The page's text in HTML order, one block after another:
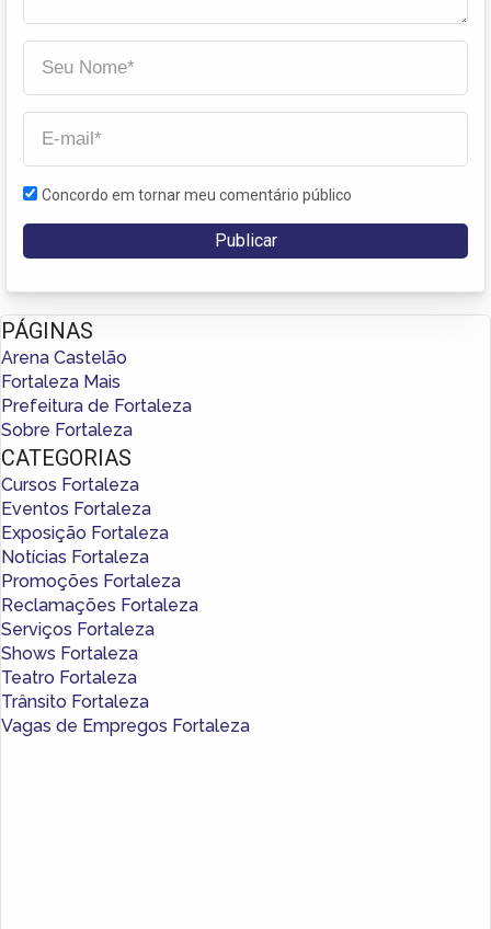
Concordo em tornar meu comentário público
PÁGINAS
Arena Castelão
Fortaleza Mais
Prefeitura de Fortaleza
Sobre Fortaleza
CATEGORIAS
Cursos Fortaleza
Eventos Fortaleza
Exposição Fortaleza
Notícias Fortaleza
Promoções Fortaleza
Reclamações Fortaleza
Serviços Fortaleza
Shows Fortaleza
Teatro Fortaleza
Trânsito Fortaleza
Vagas de Empregos Fortaleza